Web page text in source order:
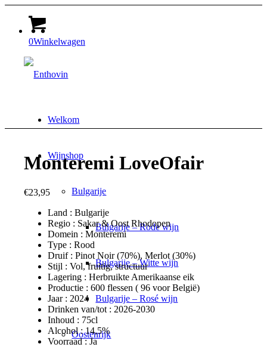
0Winkelwagen
Welkom
Wijnshop
Bulgarije
Bulgarije – Rode wijn
Bulgarije – Witte wijn
Bulgarije – Rosé wijn
Oostenrijk
Monteremi LoveOfair
€23,95
Land : Bulgarije
Regio : Sakar & Oost Rhodopen
Domein : Monteremi
Type : Rood
Druif : Pinot Noir (70%), Merlot (30%)
Stijl : Vol, fruitig, structuur
Lagering : Herbruikte Amerikaanse eik
Productie : 600 flessen ( 96 voor België)
Jaar : 2024
Drinken van/tot : 2026-2030
Inhoud : 75cl
Alcohol : 14,5%
Voorraad : Ja